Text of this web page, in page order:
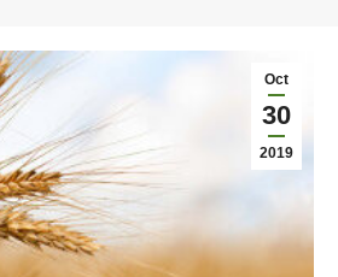
Oct
30
2019